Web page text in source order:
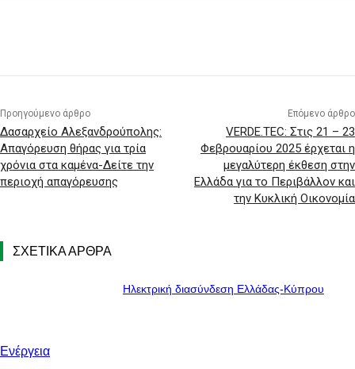
Προηγούμενο άρθρο
Δασαρχείο Αλεξανδρούπολης:
Απαγόρευση θήρας για τρία
χρόνια στα καμένα-Δείτε την
περιοχή απαγόρευσης
Επόμενο άρθρο
VERDE.TEC: Στις 21 – 23
Φεβρουαρίου 2025 έρχεται η
μεγαλύτερη έκθεση στην
Ελλάδα για το Περιβάλλον και
την Κυκλική Οικονομία
ΣΧΕΤΙΚΑ ΑΡΘΡΑ
Ενέργεια
Ηλεκτρική διασύνδεση Ελλάδας-Κύπρου